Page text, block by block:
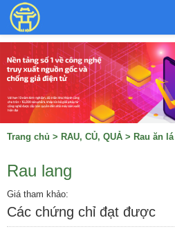
Trang chủ > RAU, CỦ, QUẢ > Rau ăn lá
Rau lang
Giá tham khảo:
Các chứng chỉ đạt được